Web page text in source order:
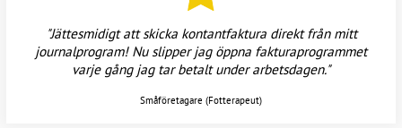
"Jättesmidigt att skicka kontantfaktura direkt från mitt
journalprogram! Nu slipper jag öppna fakturaprogrammet
varje gång jag tar betalt under arbetsdagen."
Småföretagare (Fotterapeut)